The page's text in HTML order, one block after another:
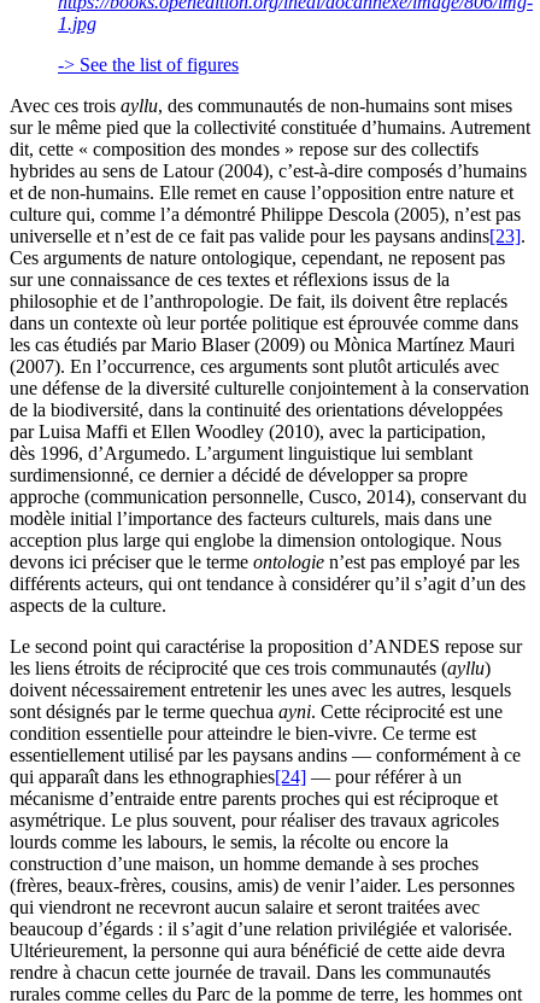
1.jpg
-> See the list of figures
Avec ces trois ayllu, des communautés de non-humains sont mises
sur le même pied que la collectivité constituée d’humains. Autrement
dit, cette « composition des mondes » repose sur des collectifs
hybrides au sens de Latour (2004), c’est-à-dire composés d’humains
et de non-humains. Elle remet en cause l’opposition entre nature et
culture qui, comme l’a démontré Philippe Descola (2005), n’est pas
universelle et n’est de ce fait pas valide pour les paysans andins[23].
Ces arguments de nature ontologique, cependant, ne reposent pas
sur une connaissance de ces textes et réflexions issus de la
philosophie et de l’anthropologie. De fait, ils doivent être replacés
dans un contexte où leur portée politique est éprouvée comme dans
les cas étudiés par Mario Blaser (2009) ou Mònica Martínez Mauri
(2007). En l’occurrence, ces arguments sont plutôt articulés avec
une défense de la diversité culturelle conjointement à la conservation
de la biodiversité, dans la continuité des orientations développées
par Luisa Maffi et Ellen Woodley (2010), avec la participation,
dès 1996, d’Argumedo. L’argument linguistique lui semblant
surdimensionné, ce dernier a décidé de développer sa propre
approche (communication personnelle, Cusco, 2014), conservant du
modèle initial l’importance des facteurs culturels, mais dans une
acception plus large qui englobe la dimension ontologique. Nous
devons ici préciser que le terme ontologie n’est pas employé par les
différents acteurs, qui ont tendance à considérer qu’il s’agit d’un des
aspects de la culture.
Le second point qui caractérise la proposition d’ANDES repose sur
les liens étroits de réciprocité que ces trois communautés (ayllu)
doivent nécessairement entretenir les unes avec les autres, lesquels
sont désignés par le terme quechua ayni. Cette réciprocité est une
condition essentielle pour atteindre le bien-vivre. Ce terme est
essentiellement utilisé par les paysans andins — conformément à ce
qui apparaît dans les ethnographies[24] — pour référer à un
mécanisme d’entraide entre parents proches qui est réciproque et
asymétrique. Le plus souvent, pour réaliser des travaux agricoles
lourds comme les labours, le semis, la récolte ou encore la
construction d’une maison, un homme demande à ses proches
(frères, beaux-frères, cousins, amis) de venir l’aider. Les personnes
qui viendront ne recevront aucun salaire et seront traitées avec
beaucoup d’égards : il s’agit d’une relation privilégiée et valorisée.
Ultérieurement, la personne qui aura bénéficié de cette aide devra
rendre à chacun cette journée de travail. Dans les communautés
rurales comme celles du Parc de la pomme de terre, les hommes ont